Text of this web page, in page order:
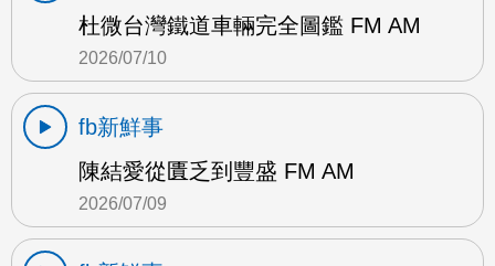
杜微台灣鐵道車輛完全圖鑑 FM AM
2026/07/10
fb新鮮事
陳結愛從匱乏到豐盛 FM AM
2026/07/09